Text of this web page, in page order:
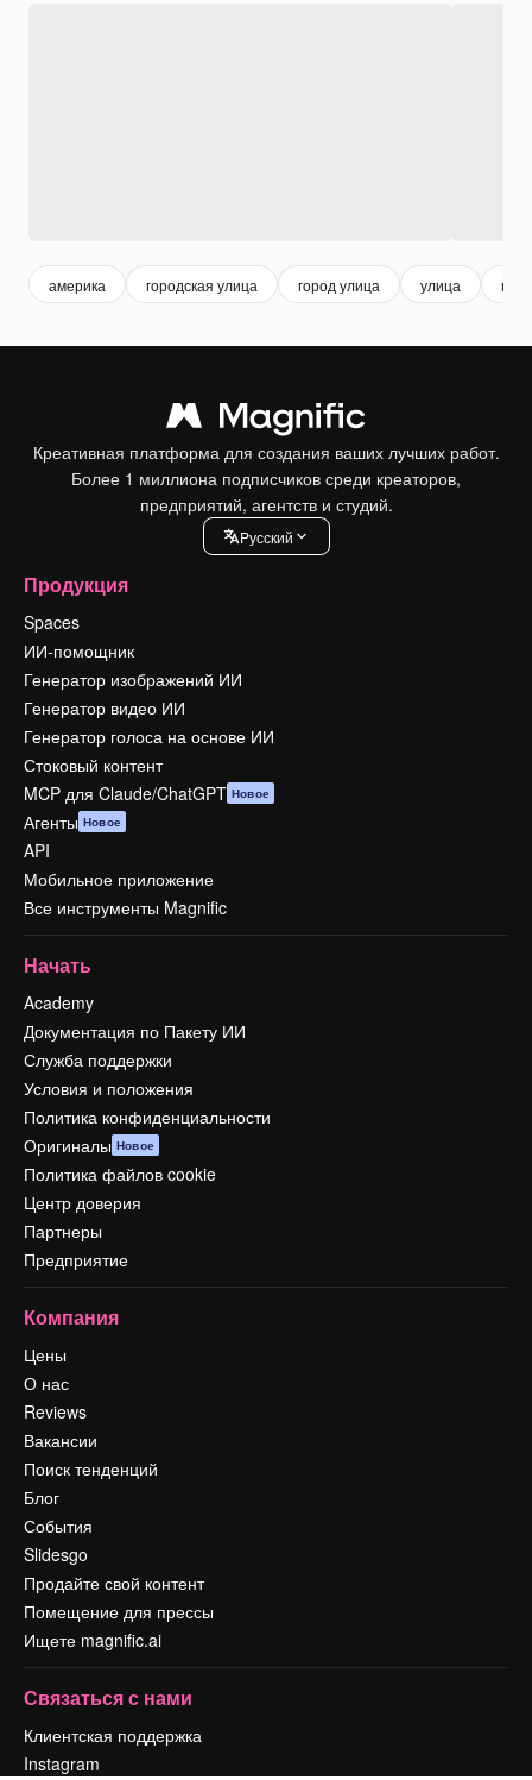
америка городская улица город улица улица
Креативная платформа для создания ваших лучших работ.
Более 1 миллиона подписчиков среди креаторов,
предприятий, агентств и студий.
Pусский
Продукция
Spaces
ИИ-помощник
Генератор изображений ИИ
Генератор видео ИИ
Генератор голоса на основе ИИ
Стоковый контент
MCP для Claude/ChatGPT Новое
Агенты Новое
API
Мобильное приложение
Все инструменты Magnific
Начать
Academy
Документация по Пакету ИИ
Служба поддержки
Условия и положения
Политика конфиденциальности
Оригиналы Новое
Политика файлов cookie
Центр доверия
Партнеры
Предприятие
Компания
Цены
О нас
Reviews
Вакансии
Поиск тенденций
Блог
События
Slidesgo
Продайте свой контент
Помещение для прессы
Ищете magnific.ai
Связаться с нами
Клиентская поддержка
Instagram